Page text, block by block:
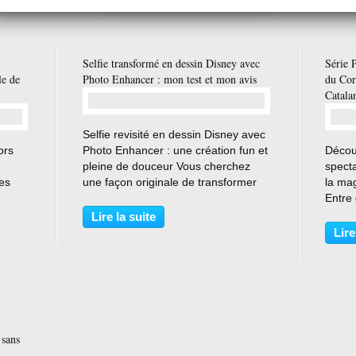
de
des
Selfie transformé en dessin Disney avec
Photo Enhancer : mon test et mon avis
Selfie revisité en dessin Disney avec
Photo Enhancer : une création fun et
pleine de douceur Vous cherchez
une façon originale de transformer
digne d'un film d'animation ? J'ai
testé Photo Enhancer en mode
Lire la suite
Série
du
la
Entre
d'un